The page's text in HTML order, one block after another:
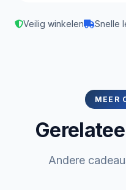
Veilig winkelen Snelle
MEER
Andere